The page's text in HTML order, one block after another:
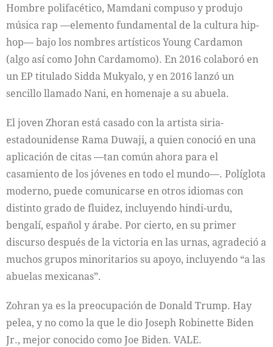
Hombre polifacético, Mamdani compuso y produjo
música rap —elemento fundamental de la cultura hip-
hop— bajo los nombres artísticos Young Cardamon
(algo así como John Cardamomo). En 2016 colaboró en
un EP titulado Sidda Mukyalo, y en 2016 lanzó un
sencillo llamado Nani, en homenaje a su abuela.
El joven Zhoran está casado con la artista siria-
estadounidense Rama Duwaji, a quien conoció en una
aplicación de citas —tan común ahora para el
casamiento de los jóvenes en todo el mundo—. Políglota
moderno, puede comunicarse en otros idiomas con
distinto grado de fluidez, incluyendo hindi-urdu,
bengalí, español y árabe. Por cierto, en su primer
discurso después de la victoria en las urnas, agradeció a
muchos grupos minoritarios su apoyo, incluyendo “a las
abuelas mexicanas”.
Zohran ya es la preocupación de Donald Trump. Hay
pelea, y no como la que le dio Joseph Robinette Biden
Jr., mejor conocido como Joe Biden. VALE.